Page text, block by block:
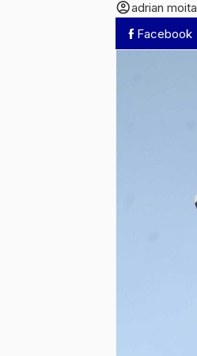
account_circleadrian moita
Facebook